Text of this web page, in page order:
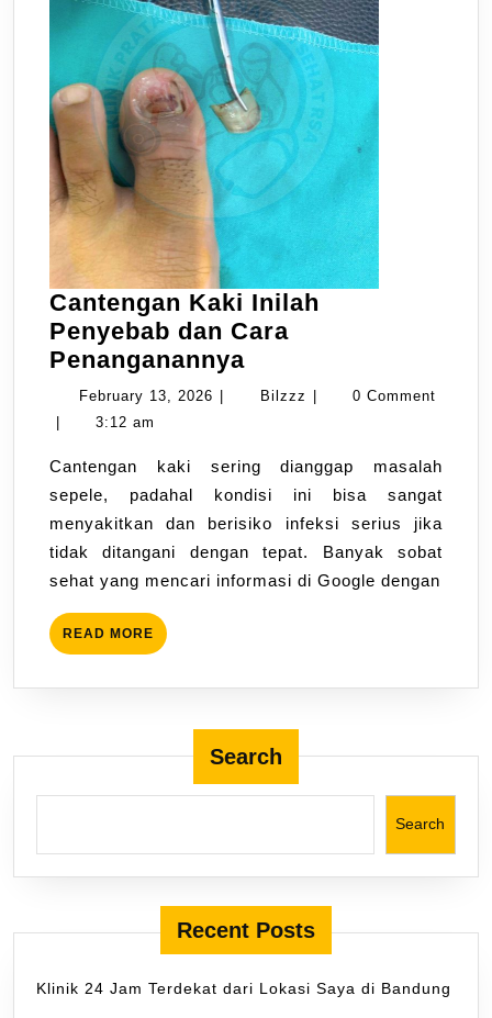
Cantengan Kaki Inilah
Penyebab dan Cara
Penanganannya
February 13, 2026 | Bilzzz |
0 Comment
|
3:12 am
Cantengan kaki sering dianggap masalah
sepele, padahal kondisi ini bisa sangat
menyakitkan dan berisiko infeksi serius jika
tidak ditangani dengan tepat. Banyak sobat
sehat yang mencari informasi di Google dengan
READ MORE
Search
Search
Recent Posts
Klinik 24 Jam Terdekat dari Lokasi Saya di Bandung